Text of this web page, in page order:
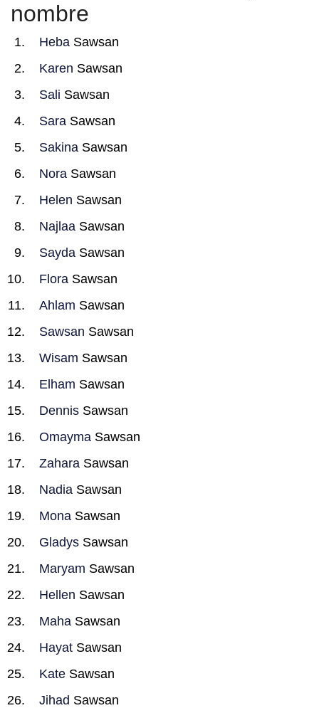
nombre
Heba Sawsan
Karen Sawsan
Sali Sawsan
Sara Sawsan
Sakina Sawsan
Nora Sawsan
Helen Sawsan
Najlaa Sawsan
Sayda Sawsan
Flora Sawsan
Ahlam Sawsan
Sawsan Sawsan
Wisam Sawsan
Elham Sawsan
Dennis Sawsan
Omayma Sawsan
Zahara Sawsan
Nadia Sawsan
Mona Sawsan
Gladys Sawsan
Maryam Sawsan
Hellen Sawsan
Maha Sawsan
Hayat Sawsan
Kate Sawsan
Jihad Sawsan